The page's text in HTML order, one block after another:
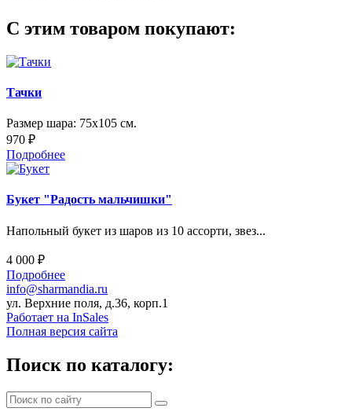
С этим товаром покупают:
Тачки
Размер шара: 75х105 см.
970 ₽
Подробнее
Букет "Радость мальчишки"
Напольный букет из шаров из 10 ассорти, звез...
4 000 ₽
Подробнее
info@sharmandia.ru
ул. Верхние поля, д.36, корп.1
Работает на InSales
Полная версия сайта
Поиск по каталогу: